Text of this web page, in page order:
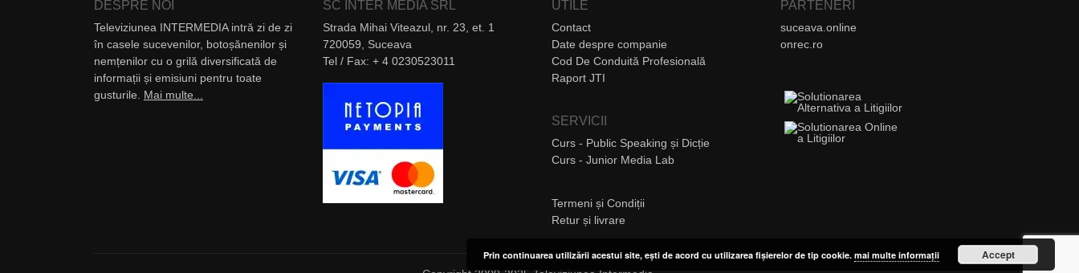
DESPRE NOI
Televiziunea INTERMEDIA intră zi de zi
în casele sucevenilor, botoșănenilor și
nemțenilor cu o grilă diversificată de
informații și emisiuni pentru toate
gusturile. Mai multe...
SC INTER MEDIA SRL
Strada Mihai Viteazul, nr. 23, et. 1
720059, Suceava
Tel / Fax: + 4 0230523011
UTILE
Contact
Date despre companie
Cod De Conduită Profesională
Raport JTI
SERVICII
Curs - Public Speaking și Dicție
Curs - Junior Media Lab
Termeni și Condiții
Retur și livrare
PARTENERI
suceava.online
onrec.ro
Prin continuarea utilizării acestui site, ești de acord cu utilizarea fișierelor de tip cookie. mai multe informații Accept